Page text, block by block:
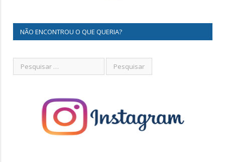
NÃO ENCONTROU O QUE QUERIA?